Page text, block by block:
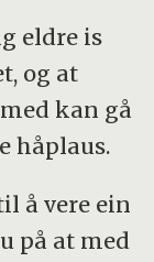
eldre is
og at
kan gå
håplaus.
å vere ein
på at med